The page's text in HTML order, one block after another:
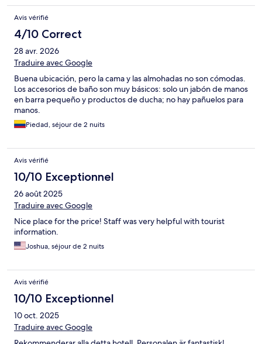
Avis vérifié
4/10 Correct
28 avr. 2026
Traduire avec Google
Buena ubicación, pero la cama y las almohadas no son cómodas.
Los accesorios de baño son muy básicos: solo un jabón de manos
en barra pequeño y productos de ducha; no hay pañuelos para
manos.
Piedad, séjour de 2 nuits
Avis vérifié
10/10 Exceptionnel
26 août 2025
Traduire avec Google
Nice place for the price! Staff was very helpful with tourist
information.
Joshua, séjour de 2 nuits
Avis vérifié
10/10 Exceptionnel
10 oct. 2025
Traduire avec Google